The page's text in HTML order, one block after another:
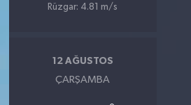
Rüzgar: 4.81 m/s
12 AĞUSTOS
ÇARŞAMBA